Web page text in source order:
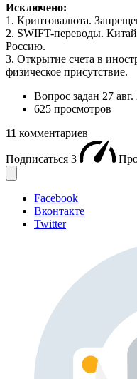
Исключено:
1. Криптовалюта.
2. SWIFT-переводы.
Россию.
3. Открытие счета в
физическое присутствие.
Вопрос задан 27
625 просмотров
11 комментариев
Подписаться 3
Facebook
Вконтакте
Twitter